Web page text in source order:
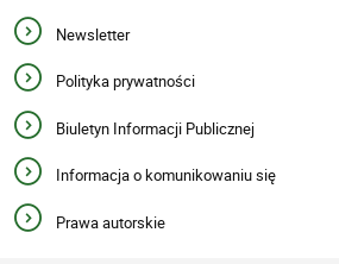
Newsletter
Polityka prywatności
Biuletyn Informacji Publicznej
Informacja o komunikowaniu się
Prawa autorskie